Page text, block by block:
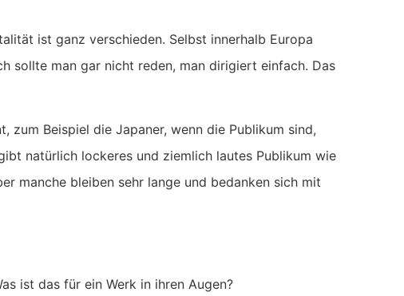
ist ganz verschieden. Selbst innerhalb Europa
sollte man gar nicht reden, man dirigiert einfach. Das
zum Beispiel die Japaner, wenn die Publikum sind,
natürlich lockeres und ziemlich lautes Publikum wie
manche bleiben sehr lange und bedanken sich mit
ist das für ein Werk in ihren Augen?